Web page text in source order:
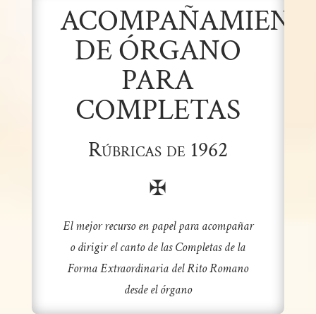
DE ÓRGANO
PARA
COMPLETAS
Rúbricas de 1962
✠
El mejor recurso en papel para acompañar
o dirigir el canto de las Completas de la
Forma Extraordinaria del Rito Romano
desde el órgano